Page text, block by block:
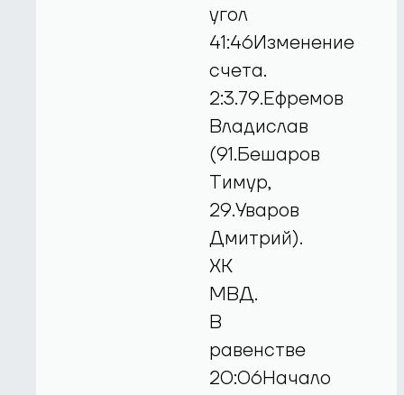
угол
41:46Изменение
счета.
2:3.79.Ефремов
Владислав
(91.Бешаров
Тимур,
29.Уваров
Дмитрий).
ХК
МВД.
В
равенстве
20:06Начало